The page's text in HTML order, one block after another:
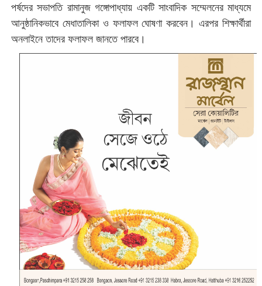
পর্ষদের সভাপতি রামানুজ গঙ্গোপাধ্যায় একটি সাংবাদিক সম্মেলনের মাধ্যমে
আনুষ্ঠানিকভাবে মেধাতালিকা ও ফলাফল ঘোষণা করবেন। এরপর শিক্ষার্থীরা
অনলাইনে তাদের ফলাফল জানতে পারবে।